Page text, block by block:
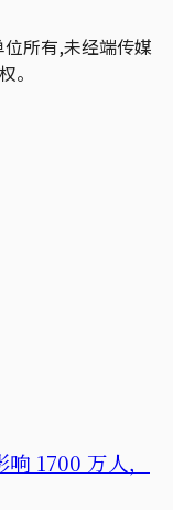
位所有,未经端传媒
。
1700 万人，